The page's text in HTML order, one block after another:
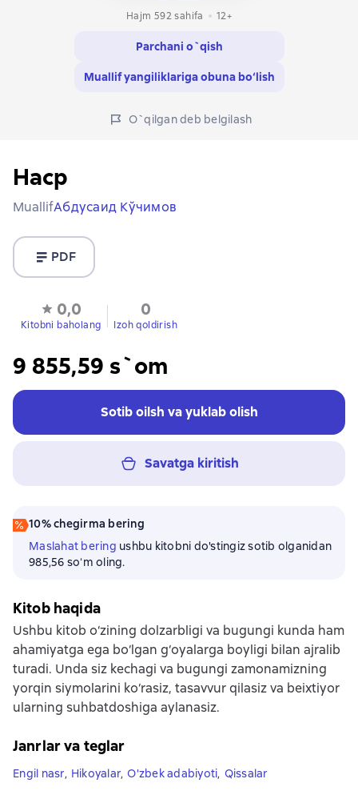
Hajm 592 sahifa
12+
Parchani o`qish
Muallif yangiliklariga obuna bo‘lish
O`qilgan deb belgilash
Наср
MuallifАбдусаид Кўчимов
PDF
0,0
Kitobni baholang
0
Izoh qoldirish
9 855,59 s`om
Sotib oilsh va yuklab olish
Savatga kiritish
10% chegirma bering
Maslahat bering ushbu kitobni do'stingiz sotib olganidan
985,56 soʻm oling.
Kitob haqida
Ushbu kitob o‘zining dolzarbligi va bugungi kunda ham
ahamiyatga ega bo‘lgan g‘oyalarga boyligi bilan ajralib
turadi. Unda siz kechagi va bugungi zamonamizning
yorqin siymolarini ko‘rasiz, tasavvur qilasiz va beixtiyor
ularning suhbatdoshiga aylanasiz.
Janrlar va teglar
Engil nasr, Hikoyalar, O'zbek adabiyoti, Qissalar